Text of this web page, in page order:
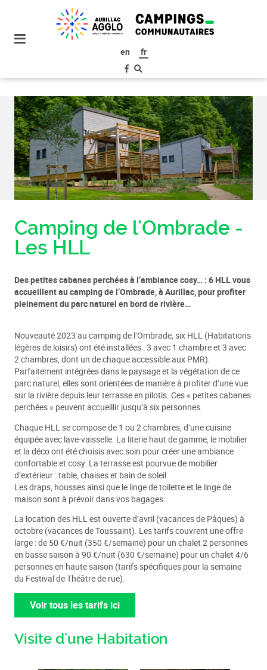
menu
aller au
contenu
en fr
Camping de l'Ombrade -
Les HLL
Des petites cabanes perchées à l’ambiance cosy… : 6 HLL vous
accueillent au camping de l’Ombrade, à Aurillac, pour profiter
pleinement du parc naturel en bord de rivière…
Nouveauté 2023 au camping de l’Ombrade, six HLL (Habitations
légères de loisirs) ont été installées : 3 avec 1 chambre et 3 avec
2 chambres, dont un de chaque accessible aux PMR).
Parfaitement intégrées dans le paysage et la végétation de ce
parc naturel, elles sont orientées de manière à profiter d’une vue
sur la rivière depuis leur terrasse en pilotis. Ces « petites cabanes
perchées » peuvent accueillir jusqu’à six personnes.
Chaque HLL se compose de 1 ou 2 chambres, d’une cuisine
équipée avec lave-vaisselle. La literie haut de gamme, le mobilier
et la déco ont été choisis avec soin pour créer une ambiance
confortable et cosy. La terrasse est pourvue de mobilier
d’extérieur : table, chaises et bain de soleil.
Les draps, housses ainsi que le linge de toilette et le linge de
maison sont à prévoir dans vos bagages.
La location des HLL est ouverte d’avril (vacances de Pâques) à
octobre (vacances de Toussaint). Les tarifs couvrent une offre
large : de 50 €/nuit (350 €/semaine) pour un chalet 2 personnes
en basse saison à 90 €/nuit (630 €/semaine) pour un chalet 4/6
personnes en haute saison (tarifs spécifiques pour la semaine
du Festival de Théâtre de rue).
Voir tous les tarifs ici
Visite d'une Habitation